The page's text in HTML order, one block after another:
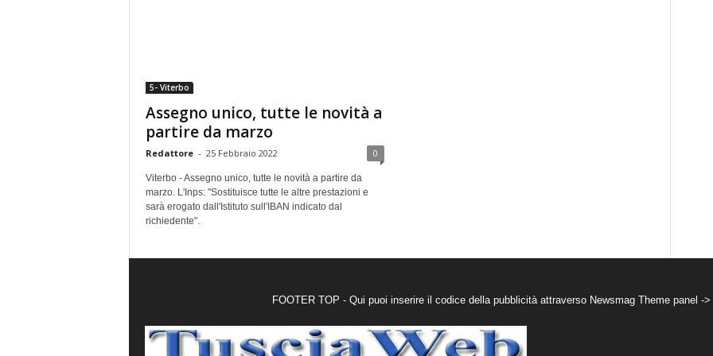
5- Viterbo
Assegno unico, tutte le novità a
partire da marzo
Redattore - 25 Febbraio 2022 0
Viterbo - Assegno unico, tutte le novità a partire da
marzo. L'Inps: "Sostituisce tutte le altre prestazioni e
sarà erogato dall'Istituto sull'IBAN indicato dal
richiedente".
FOOTER TOP - Qui puoi inserire il codice della pubblicità attraverso Newsmag Theme panel -